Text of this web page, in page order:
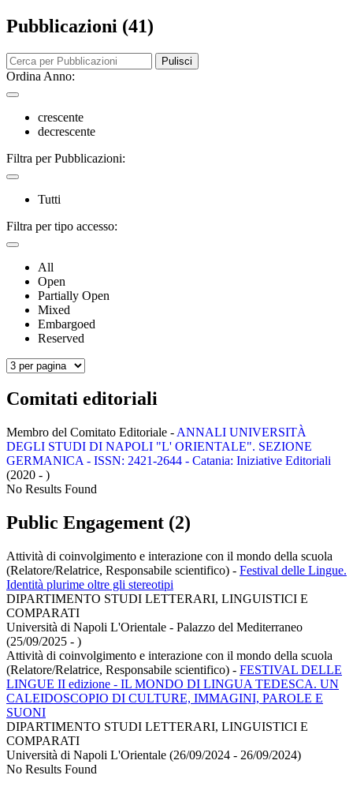
Pubblicazioni (41)
Pulisci
Ordina Anno:
crescente
decrescente
Filtra per Pubblicazioni:
Tutti
Filtra per tipo accesso:
All
Open
Partially Open
Mixed
Embargoed
Reserved
Comitati editoriali
Membro del Comitato Editoriale - ANNALI UNIVERSITÀ
DEGLI STUDI DI NAPOLI "L' ORIENTALE". SEZIONE
GERMANICA - ISSN: 2421-2644 - Catania: Iniziative Editoriali
(2020 - )
No Results Found
Public Engagement (2)
Attività di coinvolgimento e interazione con il mondo della scuola
(Relatore/Relatrice, Responsabile scientifico) - Festival delle Lingue.
Identità plurime oltre gli stereotipi
DIPARTIMENTO STUDI LETTERARI, LINGUISTICI E
COMPARATI
Università di Napoli L'Orientale - Palazzo del Mediterraneo
(25/09/2025 - )
Attività di coinvolgimento e interazione con il mondo della scuola
(Relatore/Relatrice, Responsabile scientifico) - FESTIVAL DELLE
LINGUE II edizione - IL MONDO DI LINGUA TEDESCA. UN
CALEIDOSCOPIO DI CULTURE, IMMAGINI, PAROLE E
SUONI
DIPARTIMENTO STUDI LETTERARI, LINGUISTICI E
COMPARATI
Università di Napoli L'Orientale (26/09/2024 - 26/09/2024)
No Results Found